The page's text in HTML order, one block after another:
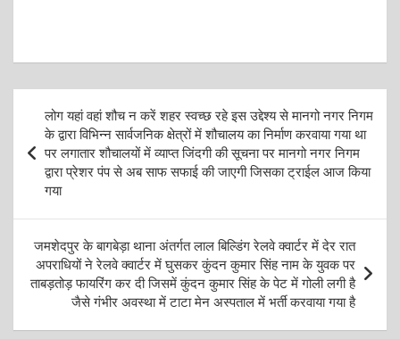
Post
navigation
लोग यहां वहां शौच न करें शहर स्वच्छ रहे इस उद्देश्य से मानगो नगर निगम
के द्वारा विभिन्न सार्वजनिक क्षेत्रों में शौचालय का निर्माण करवाया गया था
पर लगातार शौचालयों में व्याप्त जिंदगी की सूचना पर मानगो नगर निगम
द्वारा प्रेशर पंप से अब साफ सफाई की जाएगी जिसका ट्राईल आज किया
गया
जमशेदपुर के बागबेड़ा थाना अंतर्गत लाल बिल्डिंग रेलवे क्वार्टर में देर रात
अपराधियों ने रेलवे क्वार्टर में घुसकर कुंदन कुमार सिंह नाम के युवक पर
ताबड़तोड़ फायरिंग कर दी जिसमें कुंदन कुमार सिंह के पेट में गोली लगी है
जैसे गंभीर अवस्था में टाटा मेन अस्पताल में भर्ती करवाया गया है